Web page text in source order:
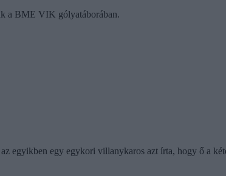
a BME VIK gólyatáborában.
egyikben egy egykori villanykaros azt írta, hogy ő a